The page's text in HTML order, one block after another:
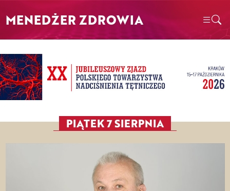
MENEDŻER ZDROWIA
PIĄTEK 7 SIERPNIA